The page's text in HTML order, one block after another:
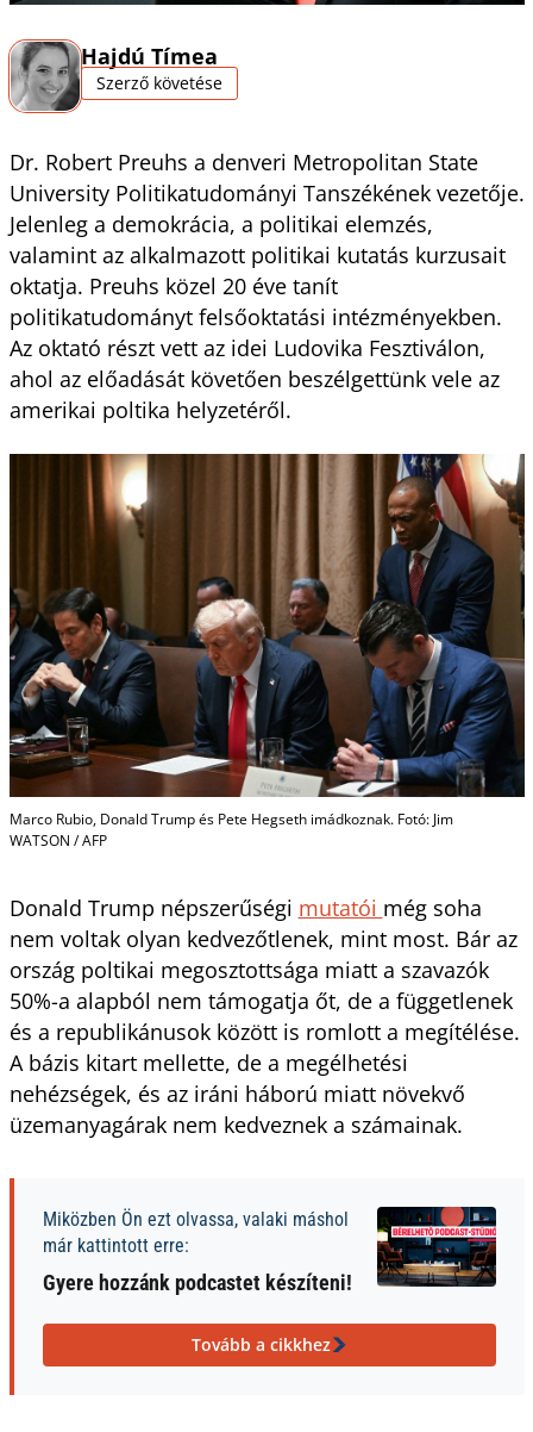
Hajdú Tímea
Szerző követése
Dr. Robert Preuhs a denveri Metropolitan State
University Politikatudományi Tanszékének vezetője.
Jelenleg a demokrácia, a politikai elemzés,
valamint az alkalmazott politikai kutatás kurzusait
oktatja. Preuhs közel 20 éve tanít
politikatudományt felsőoktatási intézményekben.
Az oktató részt vett az idei Ludovika Fesztiválon,
ahol az előadását követően beszélgettünk vele az
amerikai poltika helyzetéről.
Marco Rubio, Donald Trump és Pete Hegseth imádkoznak. Fotó: Jim
WATSON / AFP
Donald Trump népszerűségi mutatói még soha
nem voltak olyan kedvezőtlenek, mint most. Bár az
ország poltikai megosztottsága miatt a szavazók
50%-a alapból nem támogatja őt, de a függetlenek
és a republikánusok között is romlott a megítélése.
A bázis kitart mellette, de a megélhetési
nehézségek, és az iráni háború miatt növekvő
üzemanyagárak nem kedveznek a számainak.
Miközben Ön ezt olvassa, valaki máshol
már kattintott erre:
Gyere hozzánk podcastet készíteni!
Tovább a cikkhez